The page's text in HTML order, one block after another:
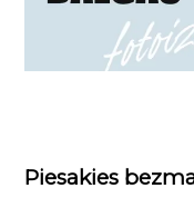
Piesakies